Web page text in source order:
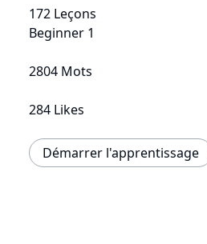
172 Leçons
Beginner 1
2804 Mots
284 Likes
Démarrer l'apprentissage